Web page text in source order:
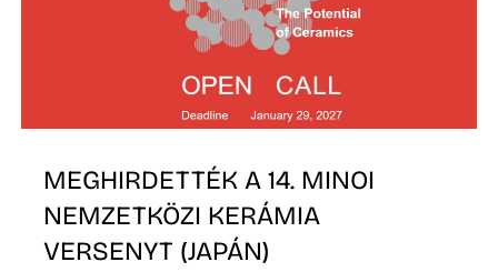
MEGHIRDETTÉK A 14. MINOI
NEMZETKÖZI KERÁMIA
VERSENYT (JAPÁN)